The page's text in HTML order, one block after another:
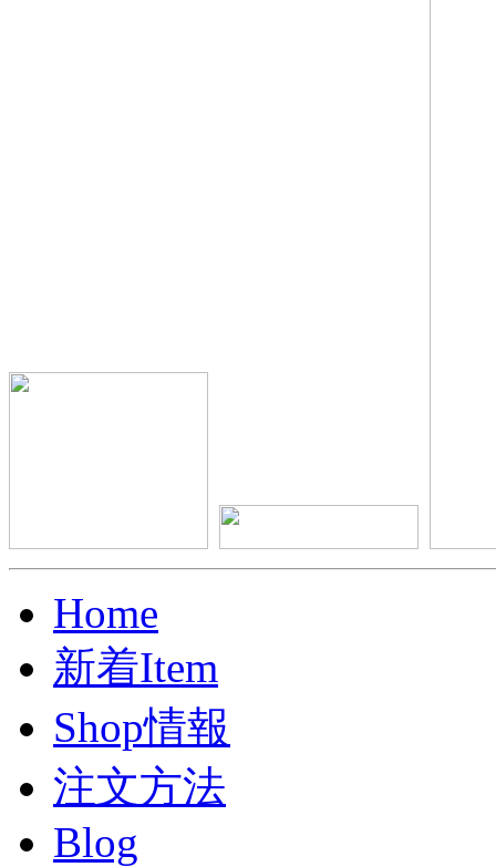
Home
新着Item
Shop情報
注文方法
Blog